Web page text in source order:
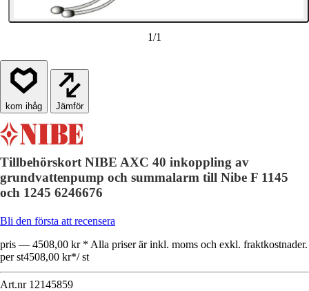
1/1
Jämför
Tillbehörskort NIBE AXC 40 inkoppling av
grundvattenpump och summalarm till Nibe F 1145
och 1245 6246676
Bli den första att recensera
pris — 4508,00 kr * Alla priser är inkl. moms och exkl. fraktkostnader.
per st4508,00 kr*/ st
Art.nr 12145859